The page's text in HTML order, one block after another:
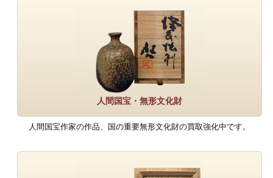
人間国宝・無形文化財
人間国宝作家の作品、国の重要無形文化財の買取強化中です。